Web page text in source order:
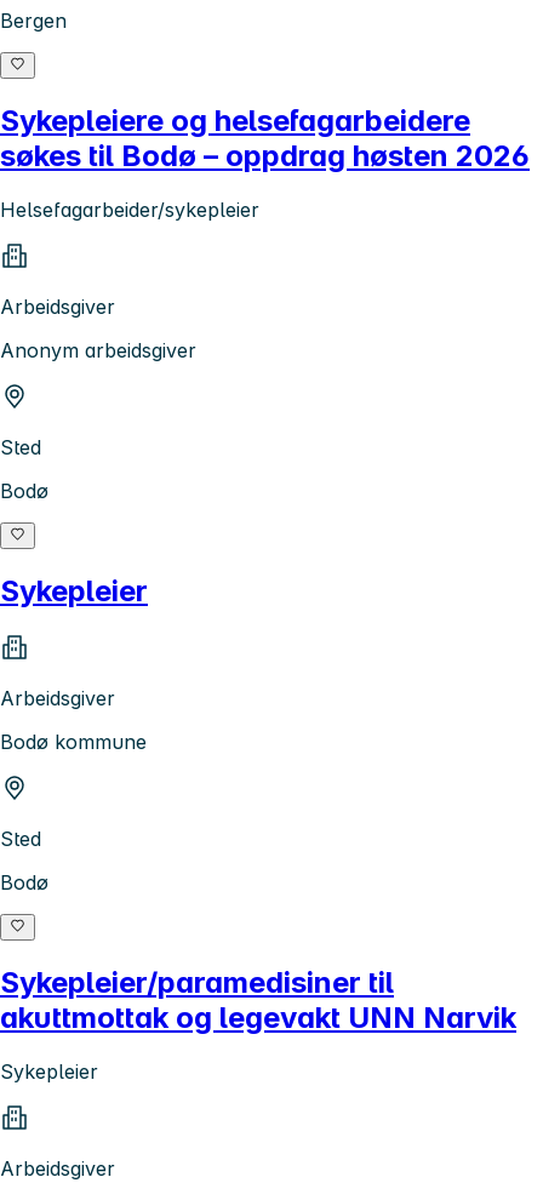
Bergen
Sykepleiere og helsefagarbeidere
søkes til Bodø – oppdrag høsten 2026
Helsefagarbeider/sykepleier
Arbeidsgiver
Anonym arbeidsgiver
Sted
Bodø
Sykepleier
Arbeidsgiver
Bodø kommune
Sted
Bodø
Sykepleier/paramedisiner til
akuttmottak og legevakt UNN Narvik
Sykepleier
Arbeidsgiver